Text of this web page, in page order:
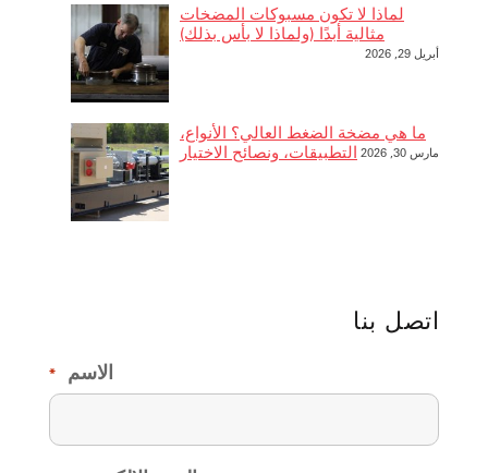
لماذا لا تكون مسبوكات المضخات
مثالية أبدًا (ولماذا لا بأس بذلك)
أبريل 29, 2026
ما هي مضخة الضغط العالي؟ الأنواع،
التطبيقات، ونصائح الاختيار
مارس 30, 2026
اتصل بنا
الاسم *